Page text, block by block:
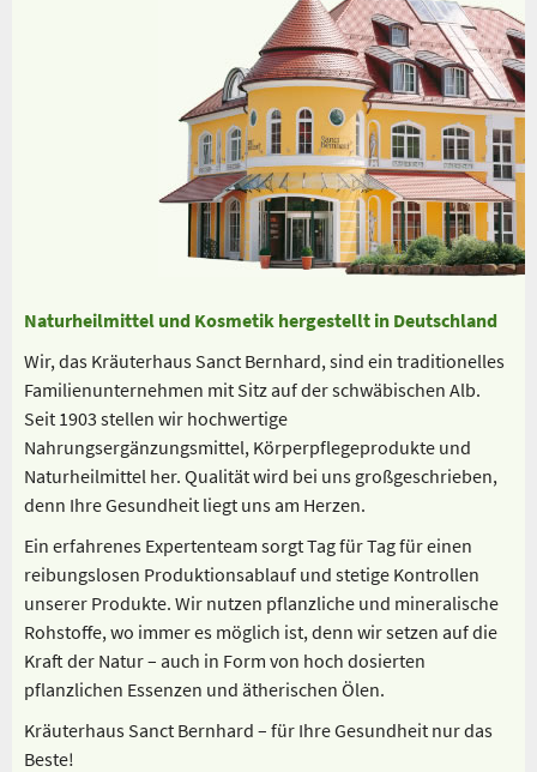
Naturheilmittel und Kosmetik hergestellt in Deutschland
Wir, das Kräuterhaus Sanct Bernhard, sind ein traditionelles
Familienunternehmen mit Sitz auf der schwäbischen Alb.
Seit 1903 stellen wir hochwertige
Nahrungsergänzungsmittel, Körperpflegeprodukte und
Naturheilmittel her. Qualität wird bei uns großgeschrieben,
denn Ihre Gesundheit liegt uns am Herzen.
Ein erfahrenes Expertenteam sorgt Tag für Tag für einen
reibungslosen Produktionsablauf und stetige Kontrollen
unserer Produkte. Wir nutzen pflanzliche und mineralische
Rohstoffe, wo immer es möglich ist, denn wir setzen auf die
Kraft der Natur – auch in Form von hoch dosierten
pflanzlichen Essenzen und ätherischen Ölen.
Kräuterhaus Sanct Bernhard – für Ihre Gesundheit nur das
Beste!